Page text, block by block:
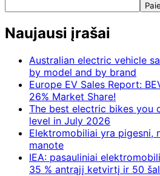
Naujausi įrašai
Australian electric vehicle
by model and by brand
Europe EV Sales Report:
26% Market Share!
The best electric bikes you
level in July 2026
Elektromobiliai yra pigesni,
manote
IEA: pasauliniai
35 % antrąjį ketvirtį ir 50